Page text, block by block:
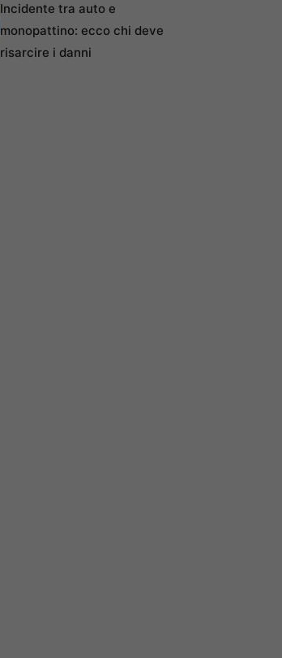
Incidente tra auto e
monopattino: ecco chi deve
risarcire i danni